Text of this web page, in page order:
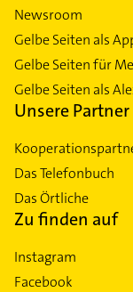
Newsroom
Gelbe Seiten als
Gelbe Seiten für
Gelbe Seiten als
Unsere Partner
Das Telefonbuch
Das Örtliche
Zu finden auf
Instagram
Facebook